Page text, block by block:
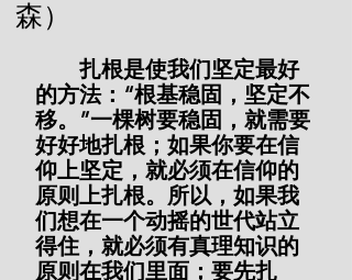
森）
的方法：“根基稳固，坚定不
移。”一棵树要稳固，就需要
好好地扎根；如果你要在信
仰上坚定，就必须在信仰的
原则上扎根。所以，如果我
们想在一个动摇的世代站立
得住，就必须有真理知识的
原则在我们里面；要先扎